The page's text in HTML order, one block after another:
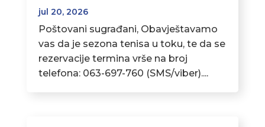
jul 20, 2026
Poštovani sugrađani, Obavještavamo
vas da je sezona tenisa u toku, te da se
rezervacije termina vrše na broj
telefona: 063-697-760 (SMS/viber)....